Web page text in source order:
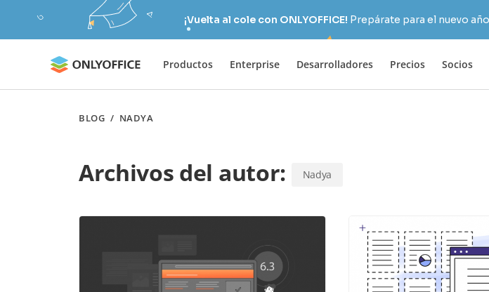
¡Vuelta al cole con ONLYOFFICE! Prepárate para el nuevo
Productos Enterprise Desarrolladores Precios Socios
BLOG / NADYA
Archivos del autor: Nadya